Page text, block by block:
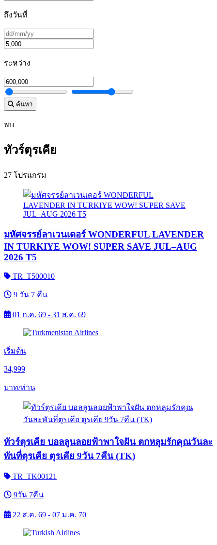
ถึงวันที่
ระหว่าง
ค้นหา
พบ
ทัวร์ตุรเคีย
27 โปรแกรม
มหัศจรรย์ลาเวนเดอร์ WONDERFUL LAVENDER
IN TURKIYE WOW! SUPER SAVE JUL‒AUG
2026 T5
TR_T500010
9 วัน 7 คืน
01 ก.ค. 69 - 31 ส.ค. 69
เริ่มต้น
34,999
บาท/ท่าน
ทัวร์ตุรเคีย บอลลูนลอยฟ้าพาใจฝัน ตกหลุมรักคุณวันละ
พันที่ตุรเคีย ตุรเคีย 9วัน 7คืน (TK)
TR_TK00121
9วัน 7คืน
22 ส.ค. 69 - 07 ม.ค. 70